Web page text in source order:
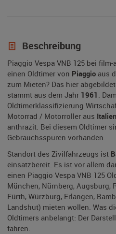
Beschreibung
Piaggio Vespa VNB 125 bei
einen Oldtimer von Piaggio aus
zum Mieten? Das hier
stammt aus dem Jahr 1961 .
Oldtimerklassifizierung
Motorrad / Motorroller aus Italien
anthrazit. Bei diesem Oldtimer
Gebrauchsspuren vorhanden.
Standort des Zivilfahrzeugs ist
einsatzbereit. Es ist vor allem
einen Piaggio Vespa VNB 125
München, Nürnberg, Augsburg,
Fürth, Würzburg, Erlangen,
Landshut) mieten wollen. Was
Oldtimers anbelangt: Der
fahren.